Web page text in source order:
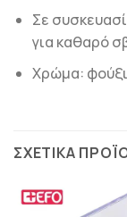
Σε
για καθαρό
Χρώμα:
ΣΧΕΤΙΚΆ